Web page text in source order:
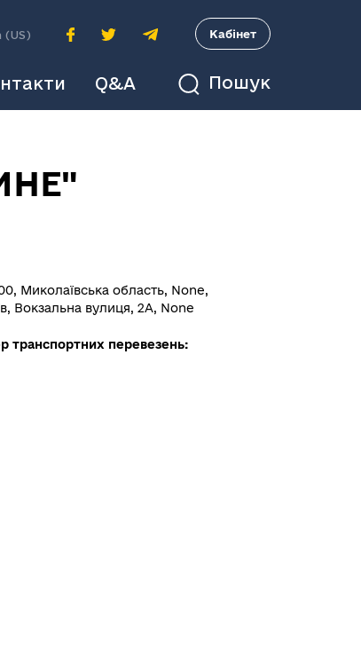
(US) Кабінет
Q&A Пошук
Миколаївська область, None,
Вокзальна вулиця, 2А, None
транспортних перевезень: